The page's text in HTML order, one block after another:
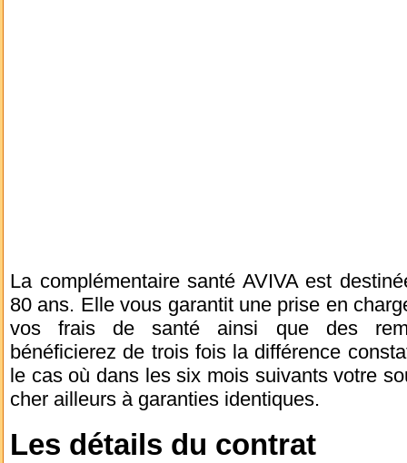
La complémentaire santé AVIVA est
80 ans. Elle vous garantit une prise en
vos frais de santé ainsi que des
bénéficierez de trois fois la différence
le cas où dans les six mois suivants votre
cher ailleurs à garanties identiques.
Les détails du contrat